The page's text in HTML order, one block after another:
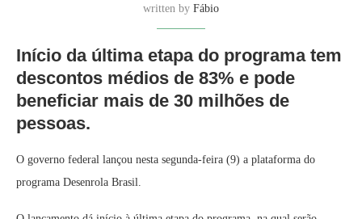
written by Fábio
Início da última etapa do programa tem
descontos médios de 83% e pode
beneficiar mais de 30 milhões de
pessoas.
O governo federal lançou nesta segunda-feira (9) a plataforma do
programa Desenrola Brasil.